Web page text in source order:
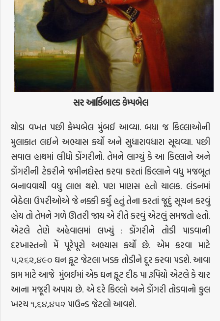
સર આર્કિબાલ્ડ કેમ્પબેલ
થોડા વખત પછી કેમ્પબેલ મુંબઈ આવ્યા. બધા જ કિલ્લાઓની
મુલાકાત લઈને અભ્યાસ કર્યો અને સુધારાવધારા સૂચવ્યા. પછી
સવાલ હાથમાં લીધો ડોંગરીનો. તેમને લાગ્યું કે આ કિલ્લાને અને
ડોંગરીની ટેકરીને જમીનદોસ્ત કરવા કરતાં કિલ્લાને વધુ મજબૂત
બનાવવાથી વધુ લાભ થશે. પણ માણસ હતો ચાલક. લંડનમાં
બેઠેલા ઉપરીઓએ જે નક્કી કર્યું હતું તેના કરતાં જૂદું સૂચન કરવું
હોય તો તેમને ગળે ઊતરી જાય એ રીતે કરવું એટલું સમજતો હતો.
એટલે તેણે અહેવાલમાં લખ્યું : ડોંગરીને તોડી પાડવાની
દરખાસ્તનો મેં પૂરેપૂરો અભ્યાસ કર્યો છે. એમ કરવા માટે
૫,૨૬૨,૪૯૦ ઘન ફૂટ જેટલા ખડક તોડીને દૂર કરવા પડશે. આવા
કામ માટે આજે મુંબઈમાં એક ઘન ફૂટ દીઠ પા રૂપિયો એટલે કે ચાર
આના મજૂરી અપાય છે. એ દરે કિલ્લો અને ડોંગરી તોડવાનો કુલ
ખરચ ૧,૬૪,૪૫૨ પાઉન્ડ જેટલો આવશે.